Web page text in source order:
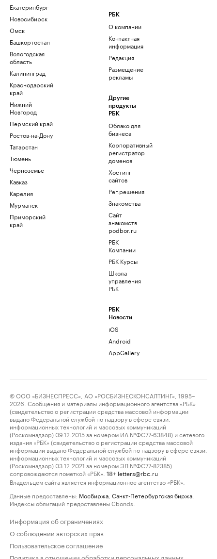
Екатеринбург
Новосибирск
Омск
Башкортостан
Вологодская
область
Калининград
Краснодарский
край
Нижний
Новгород
Пермский край
Ростов-на-Дону
Татарстан
Тюмень
Черноземье
Кавказ
Карелия
Мурманск
Приморский
край
РБК
О компании
Контактная
информация
Редакция
Размещение
рекламы
Другие
продукты
РБК
Облако для
бизнеса
Корпоративный
регистратор
доменов
Хостинг
сайтов
Рег.решения
Знакомства
Сайт
знакомств
podbor.ru
РБК
Компании
РБК Курсы
Школа
управления
РБК
РБК
Новости
iOS
Android
AppGallery
© ООО «БИЗНЕСПРЕСС», АО «РОСБИЗНЕСКОНСАЛТИНГ», 1995–
2026. Сообщения и материалы информационного агентства «РБК»
(свидетельство о регистрации средства массовой информации
выдано Федеральной службой по надзору в сфере связи,
информационных технологий и массовых коммуникаций
(Роскомнадзор) 09.12.2015 за номером ИА №ФС77-63848) и сетевого
издания «РБК» (свидетельство о регистрации средства массовой
информации выдано Федеральной службой по надзору в сфере связи,
информационных технологий и массовых коммуникаций
(Роскомнадзор) 03.12.2021 за номером ЭЛ №ФС77-82385)
сопровождаются пометкой «РБК».
18+ letters@rbc.ru
Владельцем сайта является информационное агентство «РБК».
Данные предоставлены: Мосбиржа Санкт-Петербургская биржа
Индексы облигаций предоставлены Cbonds.
Информация об ограничениях
О соблюдении авторских прав
Пользовательское соглашение
Политика в отношении обработки персональных данных